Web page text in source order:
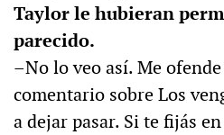
Taylor le hubieran
parecido.
–No lo veo así. Me
comentario sobre Los
a dejar pasar. Si te fijás